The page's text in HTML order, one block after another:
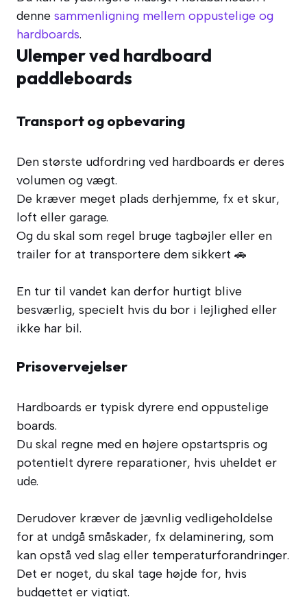
denne sammenligning mellem oppustelige og
hardboards.
Ulemper ved hardboard
paddleboards
Transport og opbevaring
Den største udfordring ved hardboards er deres
volumen og vægt.
De kræver meget plads derhjemme, fx et skur,
loft eller garage.
Og du skal som regel bruge tagbøjler eller en
trailer for at transportere dem sikkert 🚗
En tur til vandet kan derfor hurtigt blive
besværlig, specielt hvis du bor i lejlighed eller
ikke har bil.
Prisovervejelser
Hardboards er typisk dyrere end oppustelige
boards.
Du skal regne med en højere opstartspris og
potentielt dyrere reparationer, hvis uheldet er
ude.
Derudover kræver de jævnlig vedligeholdelse
for at undgå småskader, fx delaminering, som
kan opstå ved slag eller temperaturforandringer.
Det er noget, du skal tage højde for, hvis
budgettet er vigtigt.